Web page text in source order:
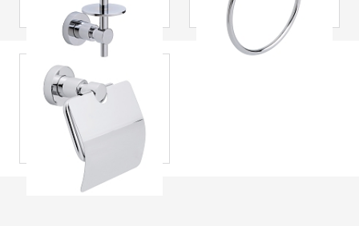
tesa® Loxx WC-
paperiteline
kannellinen